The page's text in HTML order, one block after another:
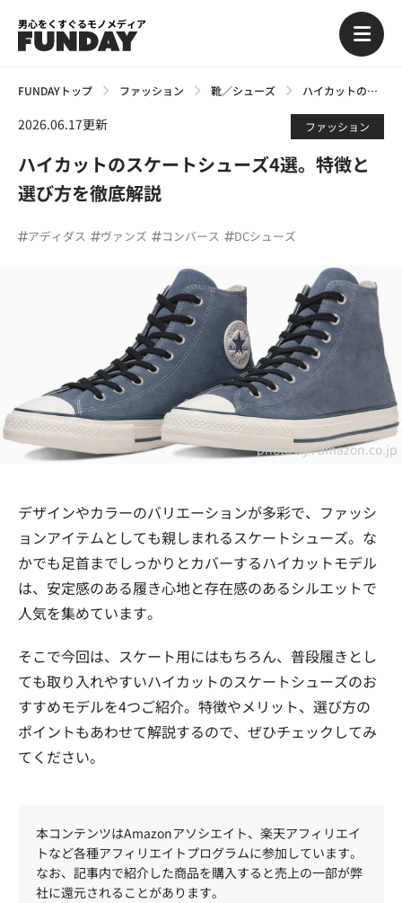
男心をくすぐるモノメディア
FUNDAYトップ ファッション 靴／シューズ ハイカットのスケートシューズ4選。特徴と選び方を徹底解説
2026.06.17更新 ファッション
ハイカットのスケートシューズ4選。特徴と
選び方を徹底解説
アディダス ヴァンズ コンバース DCシューズ
photo by :amazon.co.jp
デザインやカラーのバリエーションが多彩で、ファッシ
ョンアイテムとしても親しまれるスケートシューズ。な
かでも足首までしっかりとカバーするハイカットモデル
は、安定感のある履き心地と存在感のあるシルエットで
人気を集めています。
そこで今回は、スケート用にはもちろん、普段履きとし
ても取り入れやすいハイカットのスケートシューズのお
すすめモデルを4つご紹介。特徴やメリット、選び方の
ポイントもあわせて解説するので、ぜひチェックしてみ
てください。
本コンテンツはAmazonアソシエイト、楽天アフィリエイ
トなど各種アフィリエイトプログラムに参加しています。
なお、記事内で紹介した商品を購入すると売上の一部が弊
社に還元されることがあります。